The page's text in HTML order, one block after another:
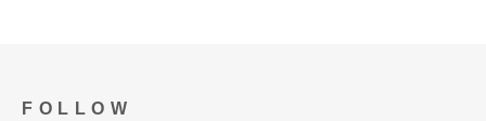
FOLLOW